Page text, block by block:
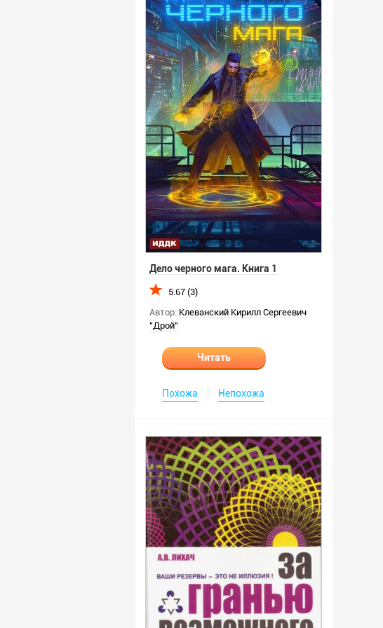
Дело черного мага. Книга 1
5.67 (3)
Автор: Клеванский Кирилл Сергеевич
"Дрой"
Читать
Похожа Непохожа